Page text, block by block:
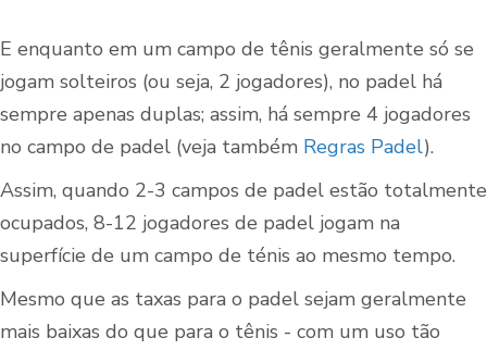
E enquanto em um campo de tênis geralmente só se
jogam solteiros (ou seja, 2 jogadores), no padel há
sempre apenas duplas; assim, há sempre 4 jogadores
no campo de padel (veja também Regras Padel).
Assim, quando 2-3 campos de padel estão totalmente
ocupados, 8-12 jogadores de padel jogam na
superfície de um campo de ténis ao mesmo tempo.
Mesmo que as taxas para o padel sejam geralmente
mais baixas do que para o tênis - com um uso tão